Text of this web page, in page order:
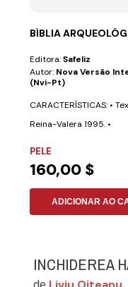
BÍBLIA
Editora:Safeliz
Autor: Nova Versão
(nvi-Pt)
CARACTERÍSTICAS: •
Reina-Valera 1995. •
PELE
160,00 $
ADICIONAR AO
INCHIDEREA